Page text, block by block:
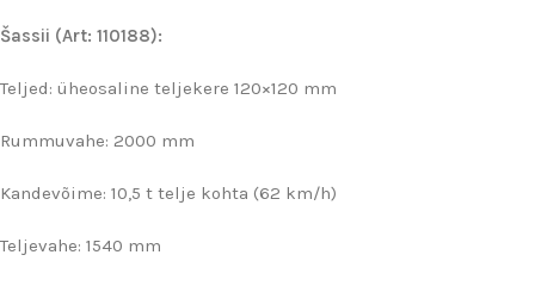
Šassii (Art: 110188):
Teljed: üheosaline teljekere 120×120 mm
Rummuvahe: 2000 mm
Kandevõime: 10,5 t telje kohta (62 km/h)
Teljevahe: 1540 mm